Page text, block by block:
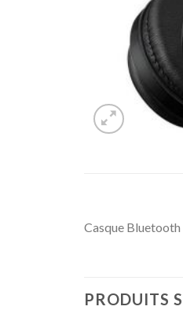
Casque
PRODUITS